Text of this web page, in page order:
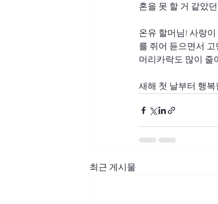
혼을 못 할 거 같았
온유 할머님! 사랑
를 쥐어 듣으면서
머리카락도 많이 줄
새해 첫 날부터 행
최근 게시물